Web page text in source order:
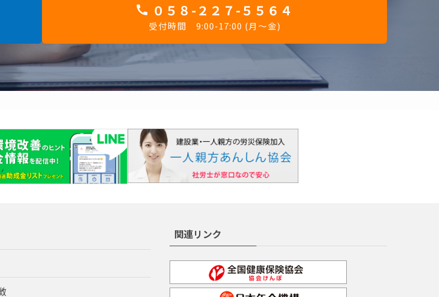
０５８-２２７-５５６４
受付時間 9:00-17:00 (月～金)
関連リンク